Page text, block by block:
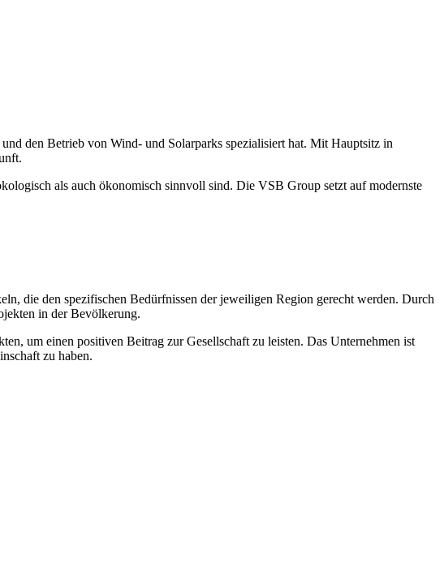
den Betrieb von Wind- und Solarparks spezialisiert hat. Mit Hauptsitz in
als auch ökonomisch sinnvoll sind. Die VSB Group setzt auf modernste
die den spezifischen Bedürfnissen der jeweiligen Region gerecht werden. Durch
in der Bevölkerung.
um einen positiven Beitrag zur Gesellschaft zu leisten. Das Unternehmen ist
zu haben.